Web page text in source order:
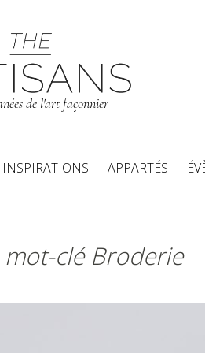
de l'art façonnier
Aller au contenu principal
INSPIRATIONS APPARTÉS
clé Broderie